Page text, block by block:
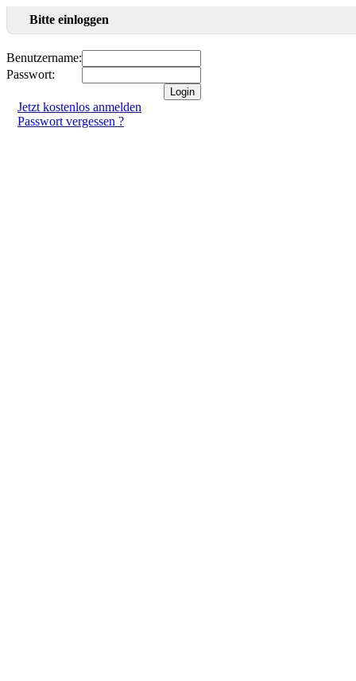
Bitte einloggen
Benutzername:
Passwort:
Jetzt kostenlos anmelden
Passwort vergessen ?